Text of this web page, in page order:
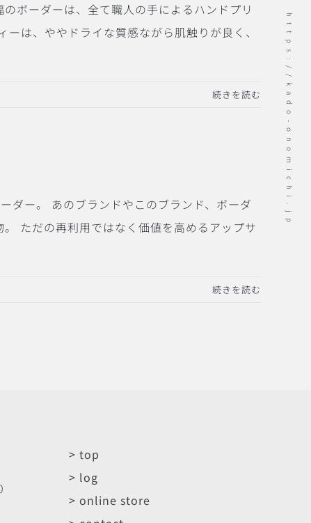
ボーダーは、全て職人の手によるハンドプリ
は、ややドライな質感ながら肌触りが良く、
続きを読む
ー。 あのブランドやこのブランド、ボーダ
ただの再利用ではなく価値を高めるアップサ
続きを読む
> top
> log
> online store
https://kado-onomichi.jp